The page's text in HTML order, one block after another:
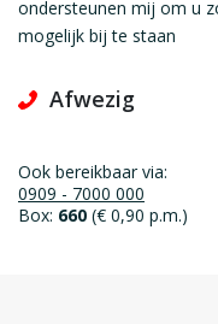
ondersteunen mij om u
mogelijk bij te staan
Afwezig
Ook bereikbaar via:
0909 - 7000 000
Box: 660 (€ 0,90 p.m.)